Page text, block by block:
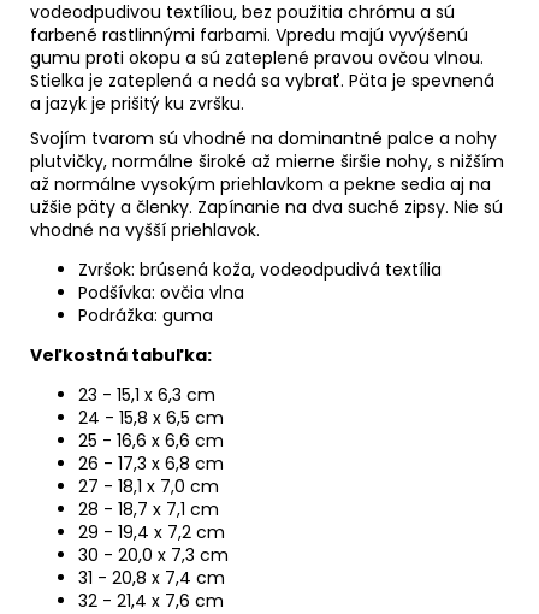
vodeodpudivou textíliou, bez použitia chrómu a sú
farbené rastlinnými farbami. Vpredu majú vyvýšenú
gumu proti okopu a sú zateplené pravou ovčou vlnou.
Stielka je zateplená a nedá sa vybrať. Päta je spevnená
a jazyk je prišitý ku zvršku.
Svojím tvarom sú vhodné na dominantné palce a nohy
plutvičky, normálne široké až mierne širšie nohy, s nižším
až normálne vysokým priehlavkom a pekne sedia aj na
užšie päty a členky. Zapínanie na dva suché zipsy. Nie sú
vhodné na vyšší priehlavok.
Zvršok: brúsená koža, vodeodpudivá textília
Podšívka: ovčia vlna
Podrážka: guma
Veľkostná tabuľka:
23 - 15,1 x 6,3 cm
24 - 15,8 x 6,5 cm
25 - 16,6 x 6,6 cm
26 - 17,3 x 6,8 cm
27 - 18,1 x 7,0 cm
28 - 18,7 x 7,1 cm
29 - 19,4 x 7,2 cm
30 - 20,0 x 7,3 cm
31 - 20,8 x 7,4 cm
32 - 21,4 x 7,6 cm